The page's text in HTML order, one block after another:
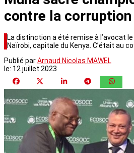
contre la corruption
La distinction a été remise à l’avocat
Naïrobi, capitale du Kenya. C’était au
Publié parArnaud Nicolas MAWEL
le: 12 juillet 2023